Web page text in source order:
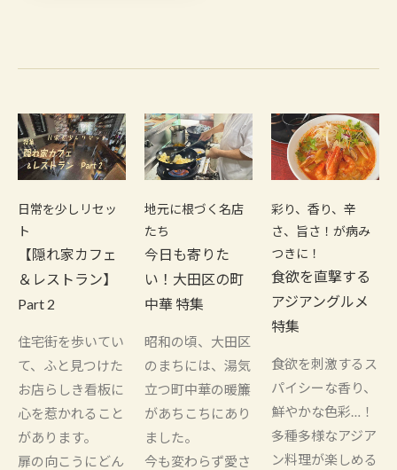
日常を少しリセッ
ト
【隠れ家カフェ
＆レストラン】
Part 2
住宅街を歩いてい
て、ふと見つけた
お店らしき看板に
心を惹かれること
があります。
扉の向こうにどん
地元に根づく名店
たち
今日も寄りた
い！大田区の町
中華 特集
昭和の頃、大田区
のまちには、湯気
立つ町中華の暖簾
があちこちにあり
ました。
今も変わらず愛さ
彩り、香り、辛
さ、旨さ！が病み
つきに！
食欲を直撃する
アジアングルメ
特集
食欲を刺激するス
パイシーな香り、
鮮やかな色彩…！
多種多様なアジア
ン料理が楽しめる